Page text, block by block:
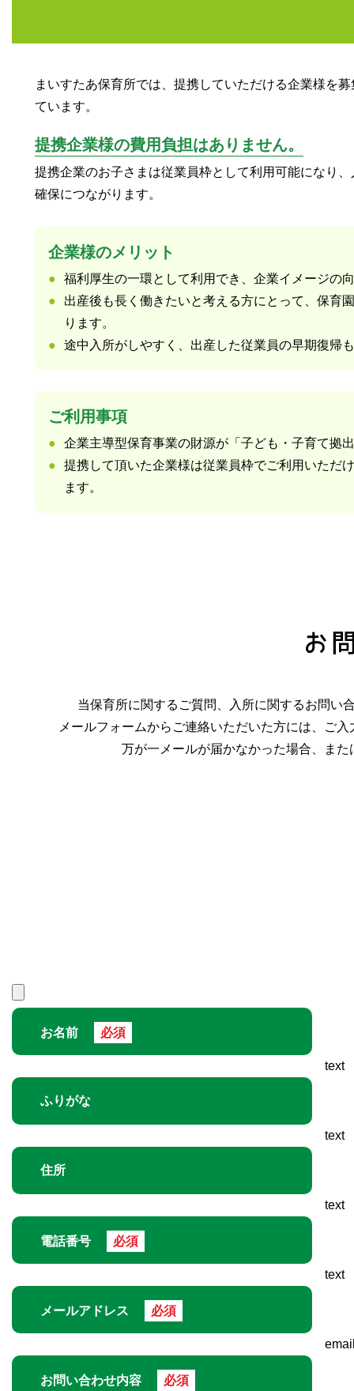
まいすたあ保育所では、提携していただける企業様を募
ています。
提携企業様の費用負担はありません。
提携企業のお子さまは従業員枠として利用可能になり、
確保につながります。
企業様のメリット
福利厚生の一環として利用でき、企業イメージの
出産後も長く働きたいと考える方にとって、保育
ります。
途中入所がしやすく、出産した従業員の早期復帰
ご利用事項
企業主導型保育事業の財源が「子ども・子育て拠
提携して頂いた企業様は従業員枠でご利用いただ
ます。
当保育所に関するご質問、入所に関するお問い
メールフォームからご連絡いただいた方には、ご
万が一メールが届かなかった場合、ま
お名前 必須
text
ふりがな
text
住所
text
電話番号 必須
text
メールアドレス 必須
お問い合わせ内容 必須